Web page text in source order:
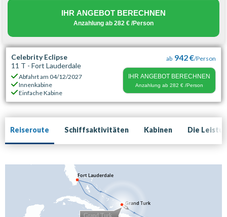
IHR ANGEBOT BERECHNEN
Anzahlung ab 282 € /Person
Celebrity Eclipse
11 T - Fort Lauderdale
Abfahrt am04/12/2027
Innenkabine
Einfache Kabine
ab 942 €/Person
IHR ANGEBOT BERECHNEN
Anzahlung ab 282 €/Person
Reiseroute Schiffsaktivitäten Kabinen Die